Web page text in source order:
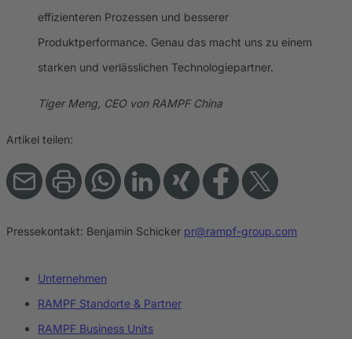
effizienteren Prozessen und besserer
Produktperformance. Genau das macht uns zu einem
starken und verlässlichen Technologiepartner.
Tiger Meng, CEO von RAMPF China
Artikel teilen:
Pressekontakt: Benjamin Schicker pr@rampf-group.com
Unternehmen
RAMPF Standorte & Partner
RAMPF Business Units